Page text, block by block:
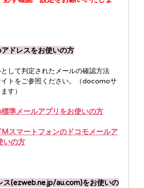
ドレスをお使いの方
して判定されたメールの確認方法
イトをご参照ください。（docomoサ
す）
準メールアプリをお使いの方
スマートフォンのドコモメールア
いの方
ス(ezweb.ne.jp/au.com)をお使いの